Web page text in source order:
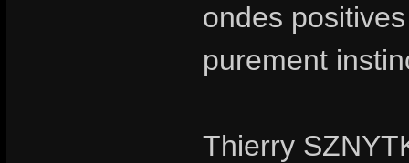
ondes
purement
Thierry